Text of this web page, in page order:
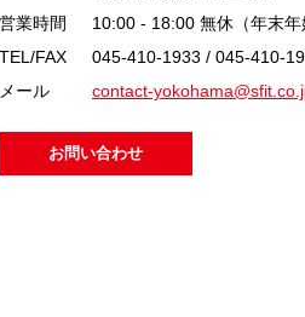
営業時間
10:00 - 18:00 無休（年末年
TEL/FAX
045-410-1933 / 045-410-
メール
contact-
お問い合わせ